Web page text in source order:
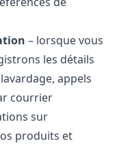
– lorsque vous
les détails
appels
courrier
sur
produits et